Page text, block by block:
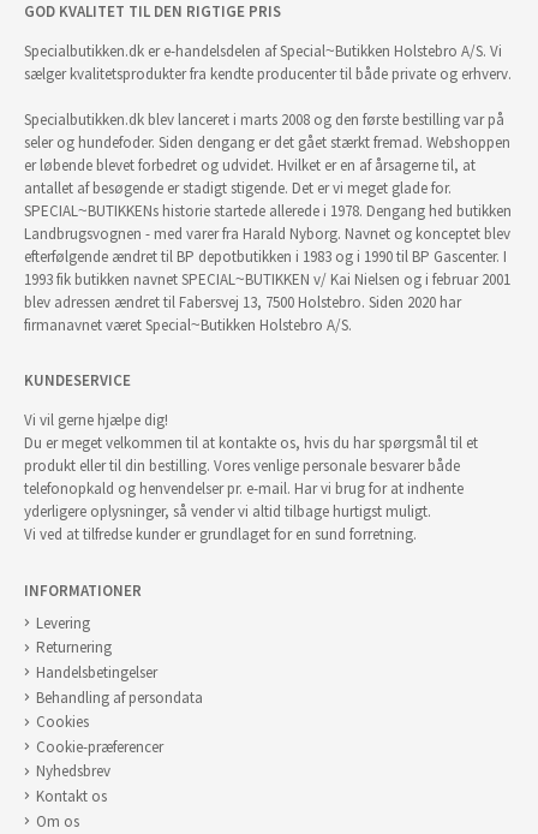
GOD KVALITET TIL DEN RIGTIGE PRIS
Specialbutikken.dk er e-handelsdelen af Special~Butikken Holstebro A/S. Vi
sælger kvalitetsprodukter fra kendte producenter til både private og erhverv.
Specialbutikken.dk blev lanceret i marts 2008 og den første bestilling var på
seler og hundefoder. Siden dengang er det gået stærkt fremad. Webshoppen
er løbende blevet forbedret og udvidet. Hvilket er en af årsagerne til, at
antallet af besøgende er stadigt stigende. Det er vi meget glade for.
SPECIAL~BUTIKKENs historie startede allerede i 1978. Dengang hed butikken
Landbrugsvognen - med varer fra Harald Nyborg. Navnet og konceptet blev
efterfølgende ændret til BP depotbutikken i 1983 og i 1990 til BP Gascenter. I
1993 fik butikken navnet SPECIAL~BUTIKKEN v/ Kai Nielsen og i februar 2001
blev adressen ændret til Fabersvej 13, 7500 Holstebro. Siden 2020 har
firmanavnet været Special~Butikken Holstebro A/S.
KUNDESERVICE
Vi vil gerne hjælpe dig!
Du er meget velkommen til at kontakte os, hvis du har spørgsmål til et
produkt eller til din bestilling. Vores venlige personale besvarer både
telefonopkald og henvendelser pr. e-mail. Har vi brug for at indhente
yderligere oplysninger, så vender vi altid tilbage hurtigst muligt.
Vi ved at tilfredse kunder er grundlaget for en sund forretning.
INFORMATIONER
Levering
Returnering
Handelsbetingelser
Behandling af persondata
Cookies
Cookie-præferencer
Nyhedsbrev
Kontakt os
Om os